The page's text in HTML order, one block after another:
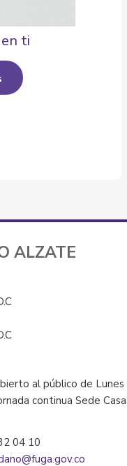
ti
ALZATE
al público de Lunes
continua Sede Casa
04 10